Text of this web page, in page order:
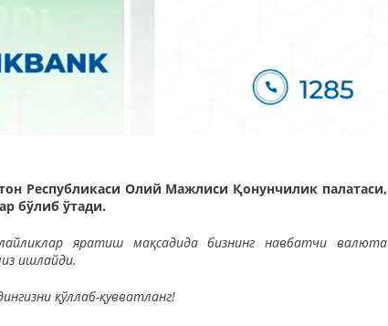
Республикаси Олий Мажлиси Қонунчилик палатаси,
бўлиб ўтади.
яратиш мақсадида бизнинг навбатчи валюта
ишлайди.
қўллаб-қувватланг!